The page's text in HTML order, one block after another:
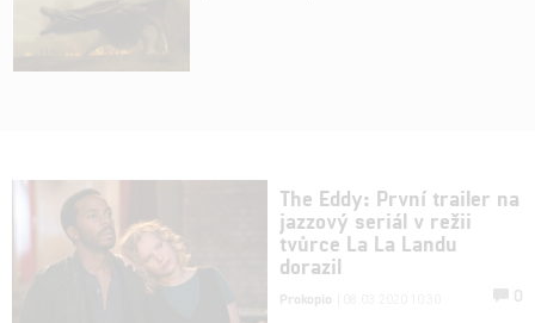
The Eddy: První trailer na
jazzový seriál v režii
tvůrce La La Landu
dorazil
Prokopio 0